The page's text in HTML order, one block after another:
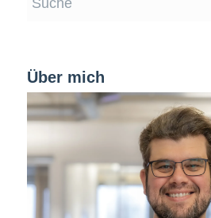
Über mich